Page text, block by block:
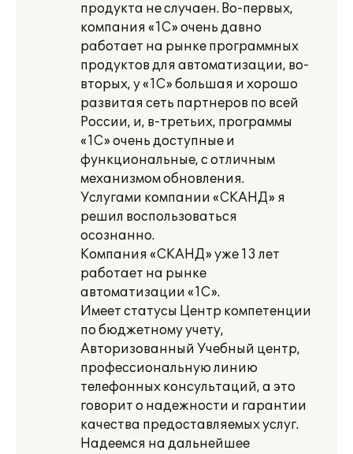
продукта не случаен. Во-первых,
компания «1С» очень давно
работает на рынке программных
продуктов для автоматизации, во-
вторых, у «1С» большая и хорошо
развитая сеть партнеров по всей
России, и, в-третьих, программы
«1С» очень доступные и
функциональные, с отличным
механизмом обновления.
Услугами компании «СКАНД» я
решил воспользоваться
осознанно.
Компания «СКАНД» уже 13 лет
работает на рынке
автоматизации «1С».
Имеет статусы Центр компетенции
по бюджетному учету,
Авторизованный Учебный центр,
профессиональную линию
телефонных консультаций, а это
говорит о надежности и гарантии
качества предоставляемых услуг.
Надеемся на дальнейшее